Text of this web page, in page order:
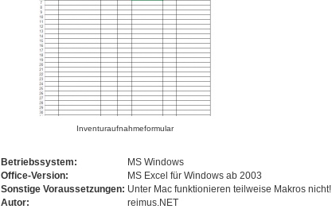
Inventuraufnahmeformular
Betriebssystem:
MS Windows
Office-Version:
MS Excel für Windows ab 2003
Sonstige Voraussetzungen: Unter Mac funktionieren teilweise Makros nicht!
Autor:
reimus.NET